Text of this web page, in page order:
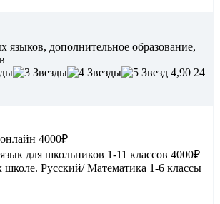
языков, дополнительное образование,
4,90 24
4000₽
для школьников 1-11 классов 4000₽
школе. Русский/ Математика 1-6 классы